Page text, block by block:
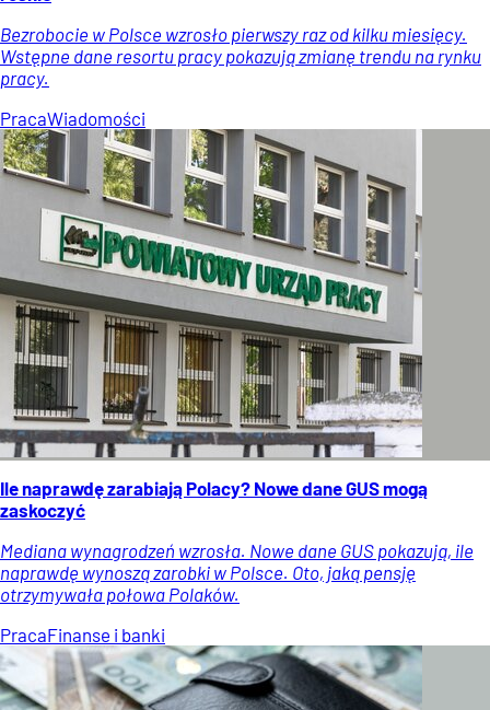
Bezrobocie w Polsce wzrosło pierwszy raz od kilku miesięcy.
Wstępne dane resortu pracy pokazują zmianę trendu na rynku
pracy.
PracaWiadomości
Ile naprawdę zarabiają Polacy? Nowe dane GUS mogą
zaskoczyć
Mediana wynagrodzeń wzrosła. Nowe dane GUS pokazują, ile
naprawdę wynoszą zarobki w Polsce. Oto, jaką pensję
otrzymywała połowa Polaków.
PracaFinanse i banki